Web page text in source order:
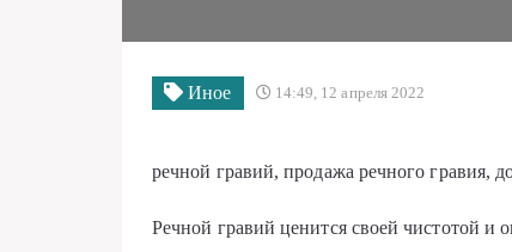
Иное 14:49, 12 апреля 2022
речной гравий, продажа речного гравия,
Речной гравий ценится своей чистотой и